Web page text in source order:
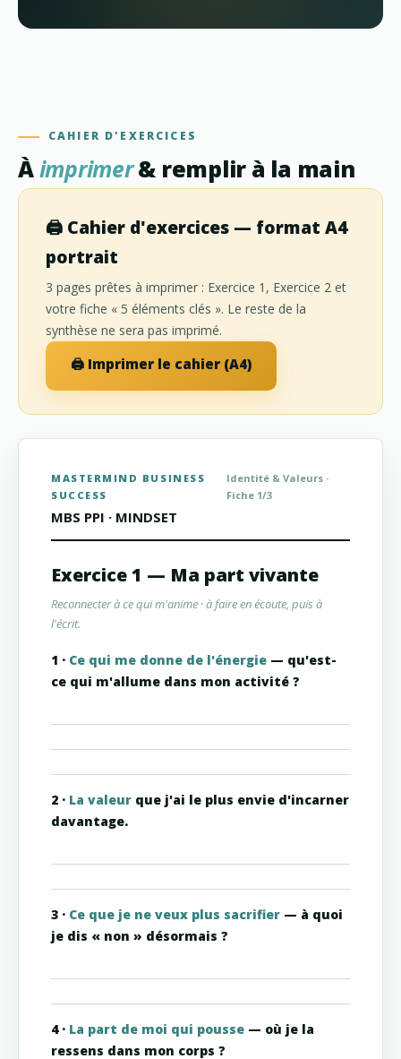
CAHIER D'EXERCICES
Àimprimer& remplir à la main
🖨️ Cahier d'exercices — format A4
portrait
3 pages prêtes à imprimer : Exercice 1, Exercice 2 et
votre fiche « 5 éléments clés ». Le reste de la
synthèse ne sera pas imprimé.
🖨️ Imprimer le cahier (A4)
MASTERMIND BUSINESS
SUCCESS
MBS PPI · MINDSET
Identité & Valeurs ·
Fiche 1/3
Exercice 1 — Ma part vivante
Reconnecter à ce qui m'anime · à faire en écoute, puis à
l'écrit.
1 · Ce qui me donne de l'énergie — qu'est-
ce qui m'allume dans mon activité ?
2 · La valeur que j'ai le plus envie d'incarner
davantage.
3 · Ce que je ne veux plus sacrifier — à quoi
je dis « non » désormais ?
4 · La part de moi qui pousse — où je la
ressens dans mon corps ?